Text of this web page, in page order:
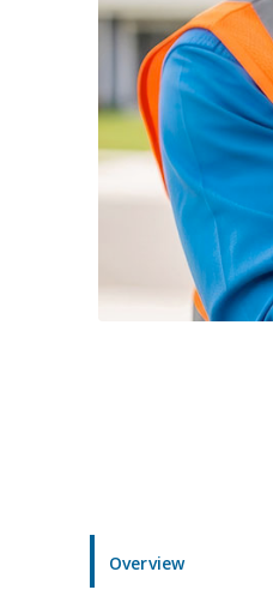
Overview